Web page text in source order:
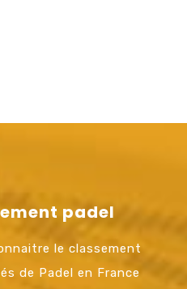
padel
le classement
de Padel en France